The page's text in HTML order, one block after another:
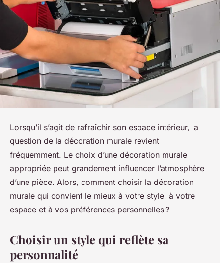
Lorsqu’il s’agit de rafraîchir son espace intérieur, la
question de la décoration murale revient
fréquemment. Le choix d’une décoration murale
appropriée peut grandement influencer l’atmosphère
d’une pièce. Alors, comment choisir la décoration
murale qui convient le mieux à votre style, à votre
espace et à vos préférences personnelles ?
Choisir un style qui reflète sa
personnalité